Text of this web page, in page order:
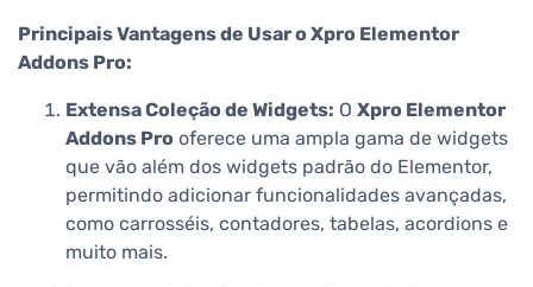
Principais Vantagens de Usar o Xpro Elementor
Addons Pro:
Extensa Coleção de Widgets: O Xpro Elementor
Addons Pro oferece uma ampla gama de widgets
que vão além dos widgets padrão do Elementor,
permitindo adicionar funcionalidades avançadas,
como carrosséis, contadores, tabelas, acordions e
muito mais.